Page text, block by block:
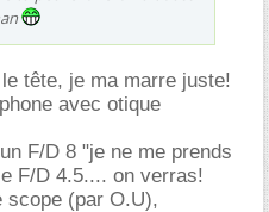
tête, je ma marre juste!
avec otique
F/D 8 "je ne me prends
F/D 4.5.... on verras!
scope (par O.U),